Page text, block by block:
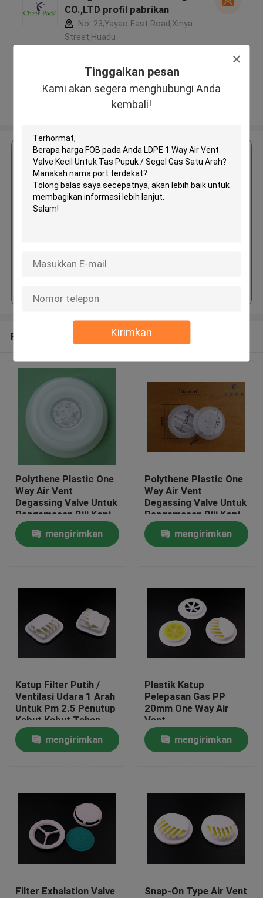
Tinggalkan pesan
Kami akan segera menghubungi Anda
kembali!
Kirimkan
Video
Tur Pabrik
Kontrol Kualitas
Minta Kutipan
Cap Ujung Plastik
Tutup Botol Plastik
CO.,LTD profil pabrikan
No. 23,Yayao East Road,Xinya
Street,Huadu
Diverifikasi pemasok
Lihat Lebih
Dapatkan Harga Terbaik untuk
LDPE 1 Way Air Vent Valve Kecil
Untuk Tas Pupuk / Segel Gas
Rekomendasi Produk
Polythene Plastic One
Way Air Vent
Degassing Valve Untuk
Pengemasan Biji Kopi
dengan Filter
mengirimkan
Polythene Plastic One
Way Air Vent
Degassing Valve Untuk
Pengemasan Biji Kopi
mengirimkan
Katup Filter Putih /
Ventilasi Udara 1 Arah
Untuk Pm 2.5 Penutup
Kabut Kabut Tahan
Angin
mengirimkan
Plastik Katup
Pelepasan Gas PP
20mm One Way Air
Vent
mengirimkan
Filter Exhalation Valve
Snap-On Type Air Vent